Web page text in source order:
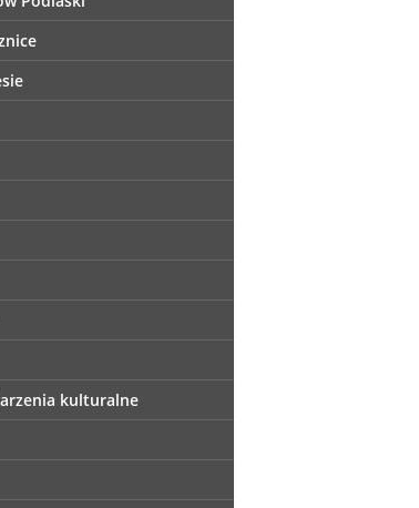
kulturalne